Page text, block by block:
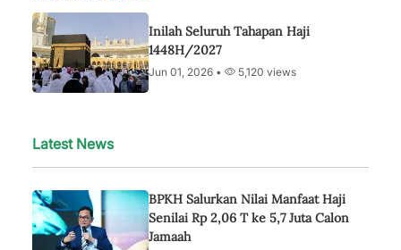
Inilah Seluruh Tahapan Haji
1448H/2027
Jun 01, 2026 • 5,120 views
Latest News
BPKH Salurkan Nilai Manfaat Haji
Senilai Rp 2,06 T ke 5,7 Juta Calon
Jamaah